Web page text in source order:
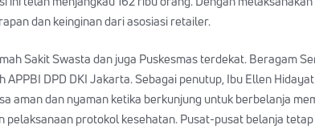
dan keinginan dari asosiasi retailer.
Sakit Swasta dan juga Puskesmas terdekat. Beragam
DPD DKI Jakarta. Sebagai penutup, Ibu Ellen
aman dan nyaman ketika berkunjung untuk berbelanja
protokol kesehatan. Pusat-pusat belanja